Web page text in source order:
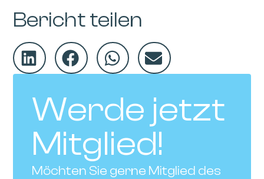
Bericht teilen
Werde jetzt
Mitglied!
Möchten Sie gerne Mitglied des